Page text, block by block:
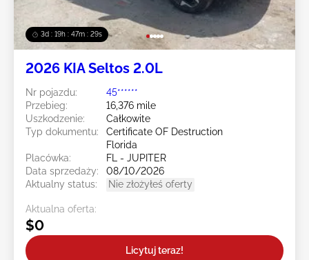
3d : 19h : 47m : 27s
2026 KIA Seltos 2.0L
Nr pojazdu:
45******
Przebieg:
16,376 mile
Uszkodzenie:
Całkowite
Typ dokumentu:
Certificate OF Destruction
Florida
Placówka:
FL - JUPITER
Data sprzedaży:
08/10/2026
Aktualny status:
Nie złożyłeś oferty
Aktualna oferta:
$0
Licytuj teraz!